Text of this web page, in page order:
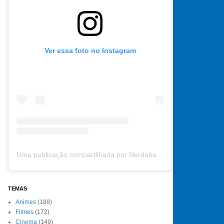
Ver essa foto no Instagram
TEMAS
Animes (188)
Filmes (172)
Cinema (149)